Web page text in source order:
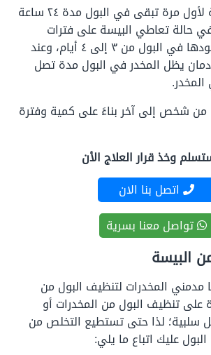
عند تعاطي البيسة لأول مرة تبقى في البول مدة ٢٤ ساعة
حالة تعاطي البيسة على فترات
متباعدة تستمر وجودها في البول من ٣ إلى ٤ أيام، وعند
يظل المخدر في البول مدة تصل
شخص إلى آخر بناءً على كمية وفترة
وخذ قرار العلاج الأن
اتصل بنا الان
تواصل معنا بسرية
البيسة
مدمني المخدرات لتنظيف البول من
على تنظيف البول من المخدرات أو
سلبية؛ لذا حتى تستطيع التخلص من
عليك اتباع ما يلي: